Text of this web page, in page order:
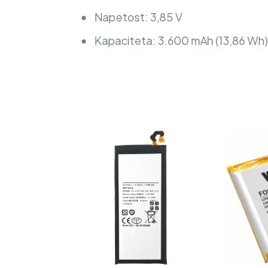
Napetost: 3,85 V
Kapaciteta: 3.600 mAh (13,86 Wh)